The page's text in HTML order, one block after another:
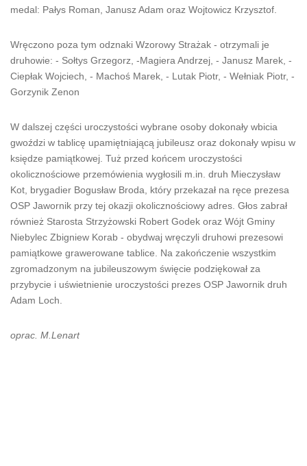
medal: Pałys Roman, Janusz Adam oraz Wojtowicz Krzysztof.
Wręczono poza tym odznaki Wzorowy Strażak - otrzymali je
druhowie: - Sołtys Grzegorz, -Magiera Andrzej, - Janusz Marek, -
Ciepłak Wojciech, - Machoś Marek, - Lutak Piotr, - Wełniak Piotr, -
Gorzynik Zenon
W dalszej części uroczystości wybrane osoby dokonały wbicia
gwoździ w tablicę upamiętniającą jubileusz oraz dokonały wpisu w
księdze pamiątkowej. Tuż przed końcem uroczystości
okolicznościowe przemówienia wygłosili m.in. druh Mieczysław
Kot, brygadier Bogusław Broda, który przekazał na ręce prezesa
OSP Jawornik przy tej okazji okolicznościowy adres. Głos zabrał
również Starosta Strzyżowski Robert Godek oraz Wójt Gminy
Niebylec Zbigniew Korab - obydwaj wręczyli druhowi prezesowi
pamiątkowe grawerowane tablice. Na zakończenie wszystkim
zgromadzonym na jubileuszowym święcie podziękował za
przybycie i uświetnienie uroczystości prezes OSP Jawornik druh
Adam Loch.
oprac. M.Lenart